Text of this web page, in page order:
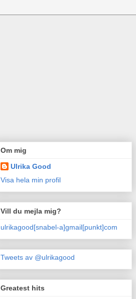
Om mig
Ulrika Good
Visa hela min profil
Vill du mejla mig?
ulrikagood[snabel-a]gmail[punkt]com
Tweets av @ulrikagood
Greatest hits